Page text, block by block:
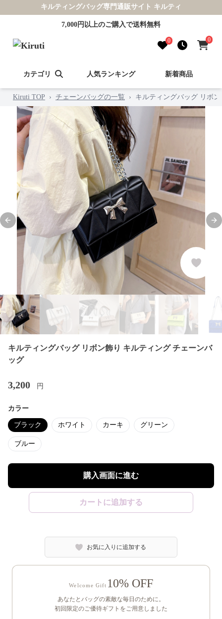
キルティングバッグ専門通販サイト キルティ
7,000円以上のご購入で送料無料
0 0
カテゴリ 人気ランキング 新着商品
Kiruti TOP › チェーンバッグの一覧 › キルティングバッグ リボ
Previous slide
キルティングバッグ リボン飾り キルティング チェーンバ
ッグ
3,200 円
カラー
ブラック ホワイト カーキ グリーン
ブルー
購入画面に進む
カートに追加する
お気に入りに追加する
Welcome Gift 10% OFF
あなたとバッグの素敵な毎日のために。
初回限定のご優待ギフトをご用意しました